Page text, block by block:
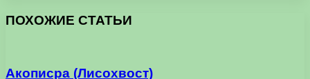
ПОХОЖИЕ СТАТЬИ
Акописра (Лисохвост)